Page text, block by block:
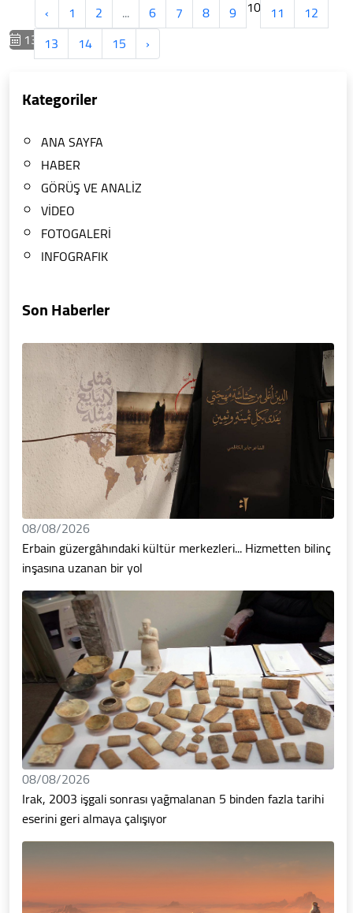
13/08/2024
‹ 1 2 ... 6 7 8 9 10 11
12
13
14 15 ›
Kategoriler
ANA SAYFA
HABER
GÖRÜŞ VE ANALİZ
VİDEO
FOTOGALERİ
INFOGRAFIK
Son Haberler
08/08/2026
Erbain güzergâhındaki kültür merkezleri... Hizmetten bilinç
inşasına uzanan bir yol
08/08/2026
Irak, 2003 işgali sonrası yağmalanan 5 binden fazla tarihi
eserini geri almaya çalışıyor